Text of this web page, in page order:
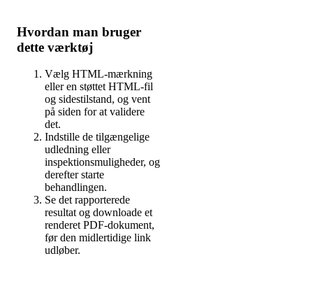
Hvordan man bruger
dette værktøj
Vælg HTML-mærkning
eller en støttet HTML-fil
og sidestilstand, og vent
på siden for at validere
det.
Indstille de tilgængelige
udledning eller
inspektionsmuligheder, og
derefter starte
behandlingen.
Se det rapporterede
resultat og downloade et
renderet PDF-dokument,
før den midlertidige link
udløber.